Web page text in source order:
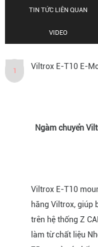
TIN TỨC LIÊN QUAN
VIDEO
1 Viltrox E-T10 E-
Ngàm chuyển
Viltrox E-T10
hãng Viltrox, giúp
trên hệ thống Z
làm từ chất liệu